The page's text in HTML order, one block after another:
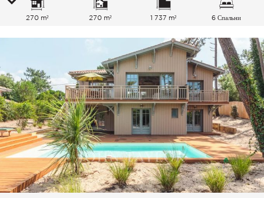
270 m² 270 m² 1 737 m² 6 Спальни